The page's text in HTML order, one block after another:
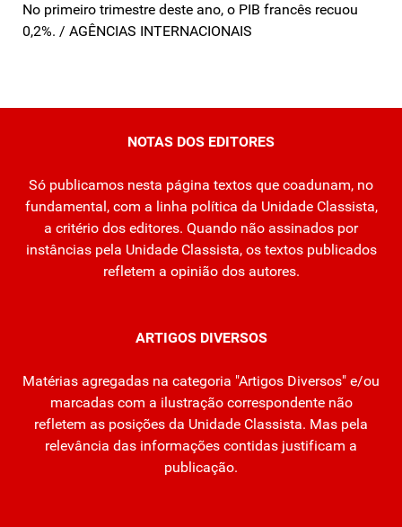
No primeiro trimestre deste ano, o PIB francês recuou
0,2%. / AGÊNCIAS INTERNACIONAIS
NOTAS DOS EDITORES
Só publicamos nesta página textos que coadunam, no
fundamental, com a linha política da Unidade Classista,
a critério dos editores. Quando não assinados por
instâncias pela Unidade Classista, os textos publicados
refletem a opinião dos autores.
ARTIGOS DIVERSOS
Matérias agregadas na categoria "Artigos Diversos" e/ou
marcadas com a ilustração correspondente não
refletem as posições da Unidade Classista. Mas pela
relevância das informações contidas justificam a
publicação.